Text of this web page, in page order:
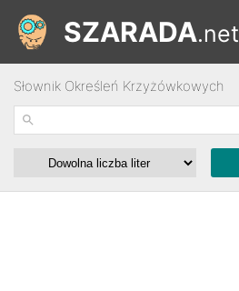
SZARADA.net
Słownik Określeń Krzyżówkowych